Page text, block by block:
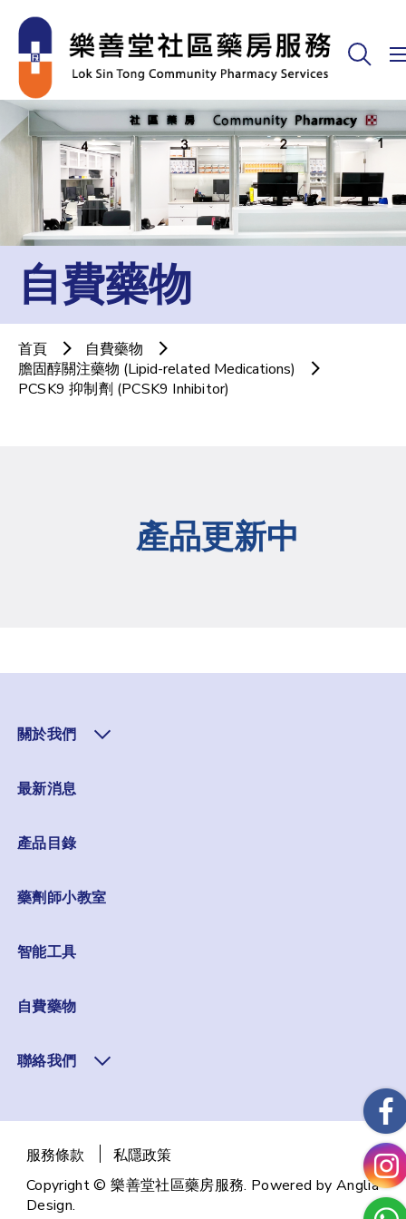
自費藥物
首頁
自費藥物
膽固醇關注藥物 (Lipid-related Medications)
PCSK9 抑制劑 (PCSK9 Inhibitor)
產品更新中
關於我們
最新消息
產品目錄
藥劑師小教室
智能工具
自費藥物
聯絡我們
服務條款
私隱政策
Copyright © 樂善堂社區藥房服務. Powered by Anglia
Design.